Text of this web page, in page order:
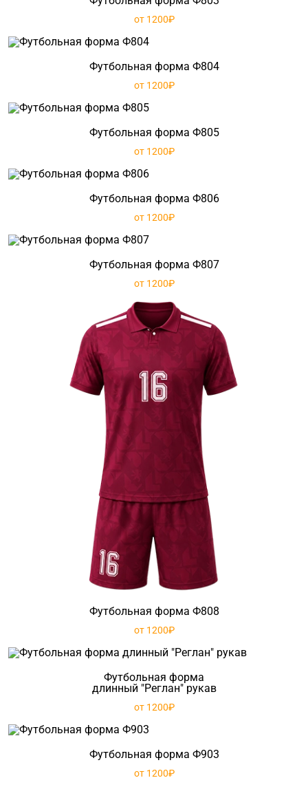
от 1200₽
Футбольная форма Ф804
от 1200₽
Футбольная форма Ф805
от 1200₽
Футбольная форма Ф806
от 1200₽
Футбольная форма Ф807
от 1200₽
Футбольная форма Ф808
от 1200₽
Футбольная форма
длинный "Реглан" рукав
от 1200₽
Футбольная форма Ф903
от 1200₽